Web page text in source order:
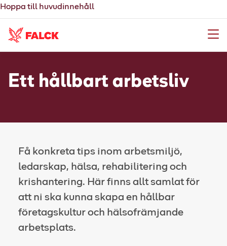
Hoppa till huvudinnehåll
Meny
Ett hållbart arbetsliv
Få konkreta tips inom arbetsmiljö,
ledarskap, hälsa, rehabilitering och
krishantering. Här finns allt samlat för
att ni ska kunna skapa en hållbar
företagskultur och hälsofrämjande
arbetsplats.